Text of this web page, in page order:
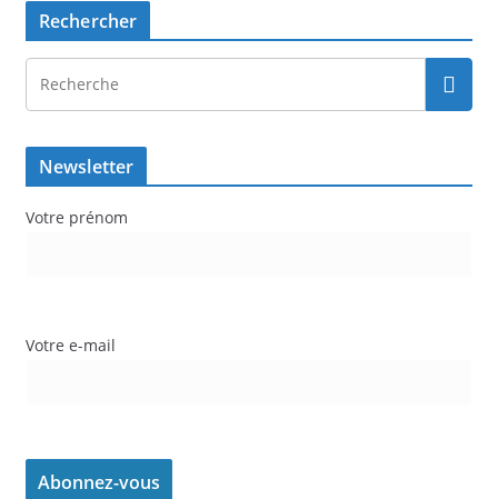
Rechercher
Newsletter
Votre prénom
Votre e-mail